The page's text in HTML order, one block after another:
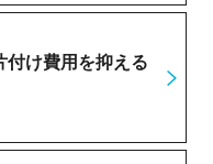
付け費用を抑える